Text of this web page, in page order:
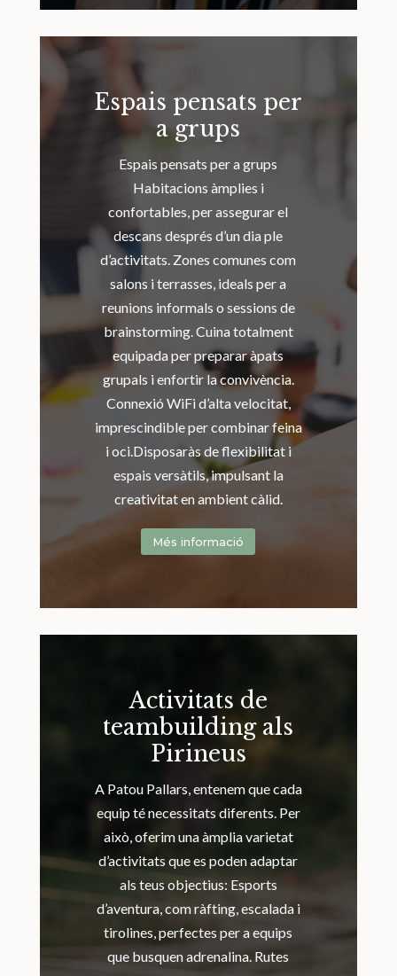
Espais pensats per
a grups
Espais pensats per a grups
Habitacions àmplies i
confortables, per assegurar el
descans després d’un dia ple
d’activitats. Zones comunes com
salons i terrasses, ideals per a
reunions informals o sessions de
brainstorming. Cuina totalment
equipada per preparar àpats
grupals i enfortir la convivència.
Connexió WiFi d’alta velocitat,
imprescindible per combinar feina
i oci.Disposaràs de flexibilitat i
espais versàtils, impulsant la
creativitat en ambient càlid.
Més informació
Activitats de
teambuilding als
Pirineus
A Patou Pallars, entenem que cada
equip té necessitats diferents. Per
això, oferim una àmplia varietat
d’activitats que es poden adaptar
als teus objectius: Esports
d’aventura, com ràfting, escalada i
tirolines, perfectes per a equips
que busquen adrenalina. Rutes